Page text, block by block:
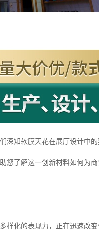
知软膜天花在展厅设计中的
了解这一创新材料如何为商
化的表现力，正在迅速改变